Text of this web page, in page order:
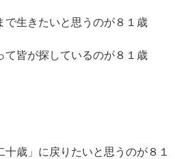
で生きたいと思うのが８１歳
て皆が探しているのが８１歳
歳」に戻りたいと思うのが８１